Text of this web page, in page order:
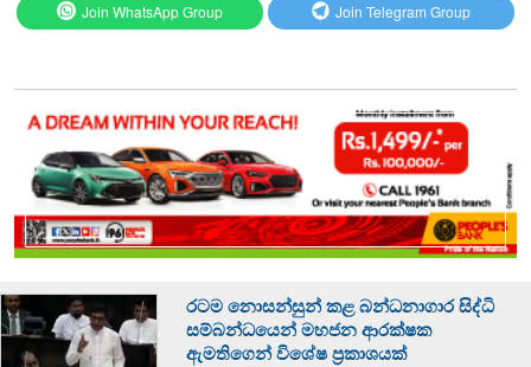
Join WhatsApp Group Join Telegram Group
රටම නොසන්සුන් කළ බන්ධනාගාර සිද්ධි
සම්බන්ධයෙන් මහජන ආරක්ෂක
ඇමතිගෙන් විශේෂ ප්‍රකාශයක්